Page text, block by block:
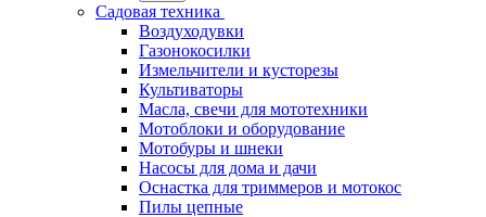
Садовая техника
Воздуходувки
Газонокосилки
Измельчители и кусторезы
Культиваторы
Масла, свечи для мототехники
Мотоблоки и оборудование
Мотобуры и шнеки
Насосы для дома и дачи
Оснастка для триммеров и мотокос
Пилы цепные